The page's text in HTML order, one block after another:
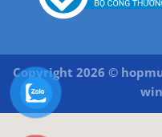
Copyright 2026 ©